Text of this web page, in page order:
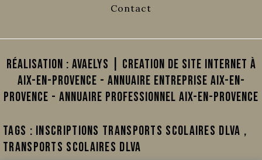
Contact
Réalisation : AVAELYS | Creation de site internet à
Aix-en-Provence - Annuaire Entreprise Aix-en-
Provence - Annuaire Professionnel Aix-en-Provence
Tags : Inscriptions transports scolaires DLVA ,
Transports scolaires DLVA